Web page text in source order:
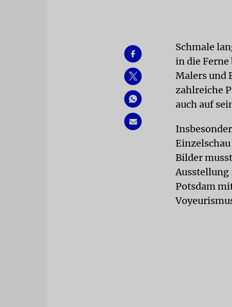
Schmale
in die
Malers und
zahlreiche
auch auf
Bilder
Potsdam